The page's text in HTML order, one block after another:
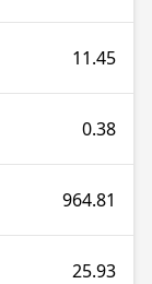
11.45
0.38
964.81
25.93